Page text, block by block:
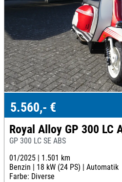
5.560,- €
Royal Alloy GP 300 LC
GP 300 LC SE ABS
01/2025 | 1.501 km
Benzin | 18 kW (24 PS) | Automatik
Farbe: Diverse